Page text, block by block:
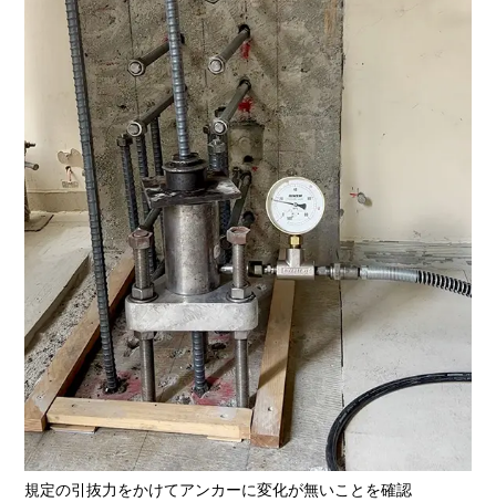
規定の引抜力をかけてアンカーに変化が無いことを確認